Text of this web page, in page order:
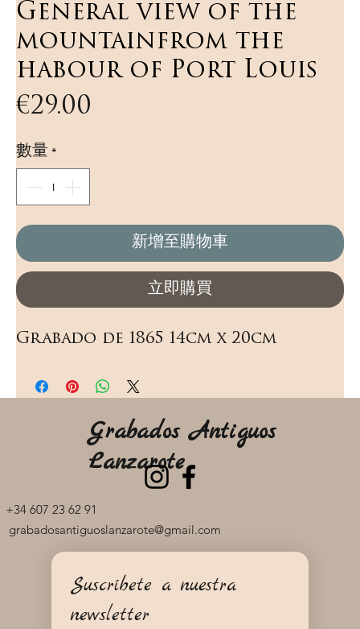
General view of the
mountainfrom the
habour of Port Louis
€29.00
數量*
新增至購物車
立即購買
Grabado de 1865 14cm x 20cm
+34 607 23 62 91
grabadosantiguoslanzarote@gmail.com
Grabados Antiguos
Lanzarote
Suscríbete a nuestra
newsletter